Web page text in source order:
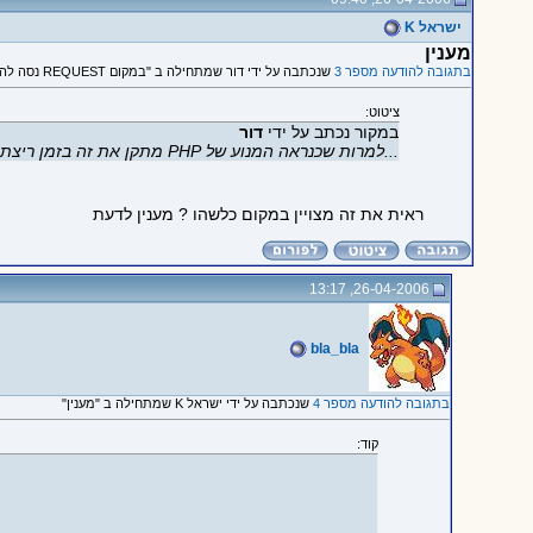
ישראל K
מענין
בתגובה להודעה מספר 3 שנכתבה על ידי דור שמתחילה ב "במקום REQUEST נסה להשתמש ב-POST."
ציטוט:
במקור נכתב על ידי דור
...למרות שכנראה המנוע של PHP מתקן את זה בזמן ריצת הקוד...
ראית את זה מצויין במקום כלשהו ? מענין לדעת
26-04-2006, 13:17
bla_bla
בתגובה להודעה מספר 4 שנכתבה על ידי ישראל K שמתחילה ב "מענין"
קוד: